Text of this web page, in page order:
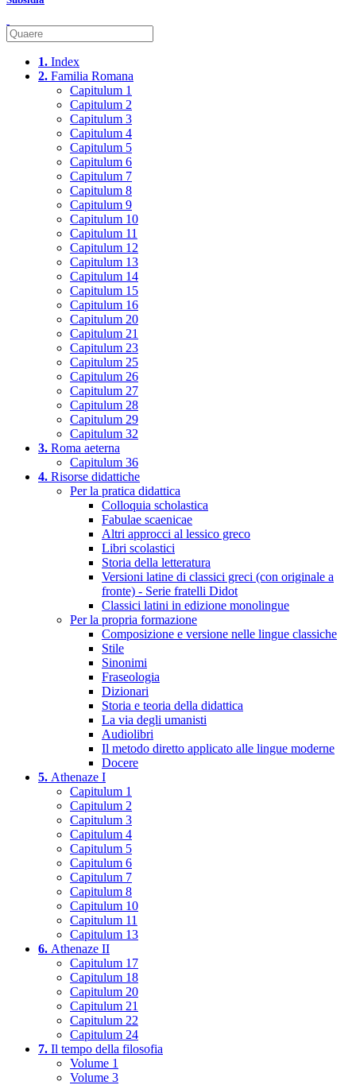
1. Index
2. Familia Romana
Capitulum 1
Capitulum 2
Capitulum 3
Capitulum 4
Capitulum 5
Capitulum 6
Capitulum 7
Capitulum 8
Capitulum 9
Capitulum 10
Capitulum 11
Capitulum 12
Capitulum 13
Capitulum 14
Capitulum 15
Capitulum 16
Capitulum 20
Capitulum 21
Capitulum 23
Capitulum 25
Capitulum 26
Capitulum 27
Capitulum 28
Capitulum 29
Capitulum 32
3. Roma aeterna
Capitulum 36
4. Risorse didattiche
Per la pratica didattica
Colloquia scholastica
Fabulae scaenicae
Altri approcci al lessico greco
Libri scolastici
Storia della letteratura
Versioni latine di classici greci (con originale a
fronte) - Serie fratelli Didot
Classici latini in edizione monolingue
Per la propria formazione
Composizione e versione nelle lingue classiche
Stile
Sinonimi
Fraseologia
Dizionari
Storia e teoria della didattica
La via degli umanisti
Audiolibri
Il metodo diretto applicato alle lingue moderne
Docere
5. Athenaze I
Capitulum 1
Capitulum 2
Capitulum 3
Capitulum 4
Capitulum 5
Capitulum 6
Capitulum 7
Capitulum 8
Capitulum 10
Capitulum 11
Capitulum 13
6. Athenaze II
Capitulum 17
Capitulum 18
Capitulum 20
Capitulum 21
Capitulum 22
Capitulum 24
7. Il tempo della filosofia
Volume 1
Volume 3